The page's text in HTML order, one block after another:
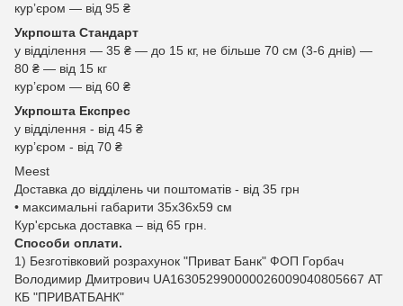
курʼєром — від 95 ₴
Укрпошта Стандарт
у відділення — 35 ₴ — до 15 кг, не більше 70 см (3-6 днів) —
80 ₴ — від 15 кг
курʼєром — від 60 ₴
Укрпошта Експрес
у відділення - від 45 ₴
курʼєром - від 70 ₴
Meest
Доставка до відділень чи поштоматів - від 35 грн
• максимальні габарити 35x36x59 см
Кур'єрська доставка – від 65 грн.
Способи оплати.
1) Безготівковий розрахунок "Приват Банк" ФОП Горбач
Володимир Дмитрович UA163052990000026009040805667 АТ
КБ "ПРИВАТБАНК"